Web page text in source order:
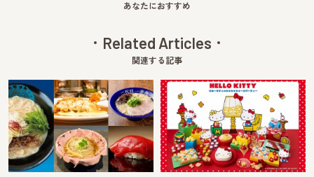
あなたにおすすめ
Related Articles
関連する記事